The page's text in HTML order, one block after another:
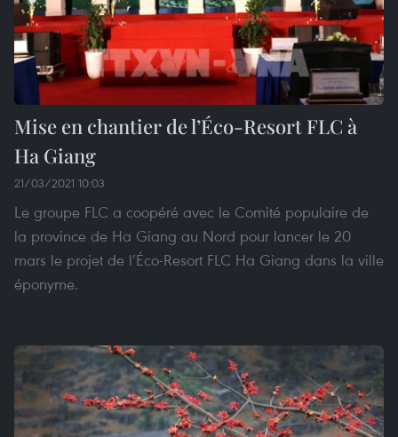
Mise en chantier de l’Éco-Resort FLC à
Ha Giang
21/03/2021 10:03
Le groupe FLC a coopéré avec le Comité populaire de
la province de Ha Giang au Nord pour lancer le 20
mars le projet de l’Éco-Resort FLC Ha Giang dans la ville
éponyme.